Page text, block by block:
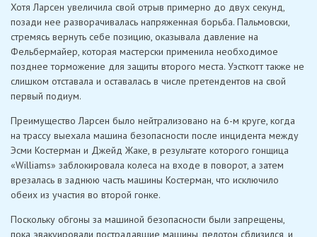
Хотя Ларсен увеличила свой отрыв примерно до двух секунд,
позади нее разворачивалась напряженная борьба. Пальмовски,
стремясь вернуть себе позицию, оказывала давление на
Фельбермайер, которая мастерски применила необходимое
позднее торможение для защиты второго места. Уэсткотт также не
слишком отставала и оставалась в числе претендентов на свой
первый подиум.
Преимущество Ларсен было нейтрализовано на 6-м круге, когда
на трассу выехала машина безопасности после инцидента между
Эсми Костерман и Джейд Жаке, в результате которого гонщица
«Williams» заблокировала колеса на входе в поворот, а затем
врезалась в заднюю часть машины Костерман, что исключило
обеих из участия во второй гонке.
Поскольку обгоны за машиной безопасности были запрещены,
пока эвакуировали пострадавшие машины, пелотон сблизился, и